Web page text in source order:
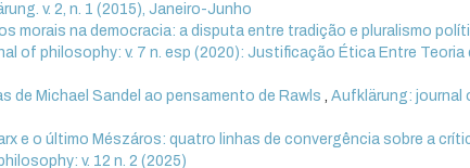
v. 2, n. 1 (2015), Janeiro-Junho
morais na democracia: a disputa entre tradição e pluralismo
of philosophy: v. 7 n. esp (2020): Justificação Ética Entre Teoria
de Michael Sandel ao pensamento de Rawls,Aufklärung: journal
e o último Mészáros: quatro linhas de convergência sobre a
v. 12 n. 2 (2025)